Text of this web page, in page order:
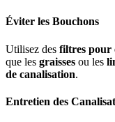
Éviter les Bouchons
Utilisez des filtres pour
que les graisses ou les
de canalisation.
Entretien des